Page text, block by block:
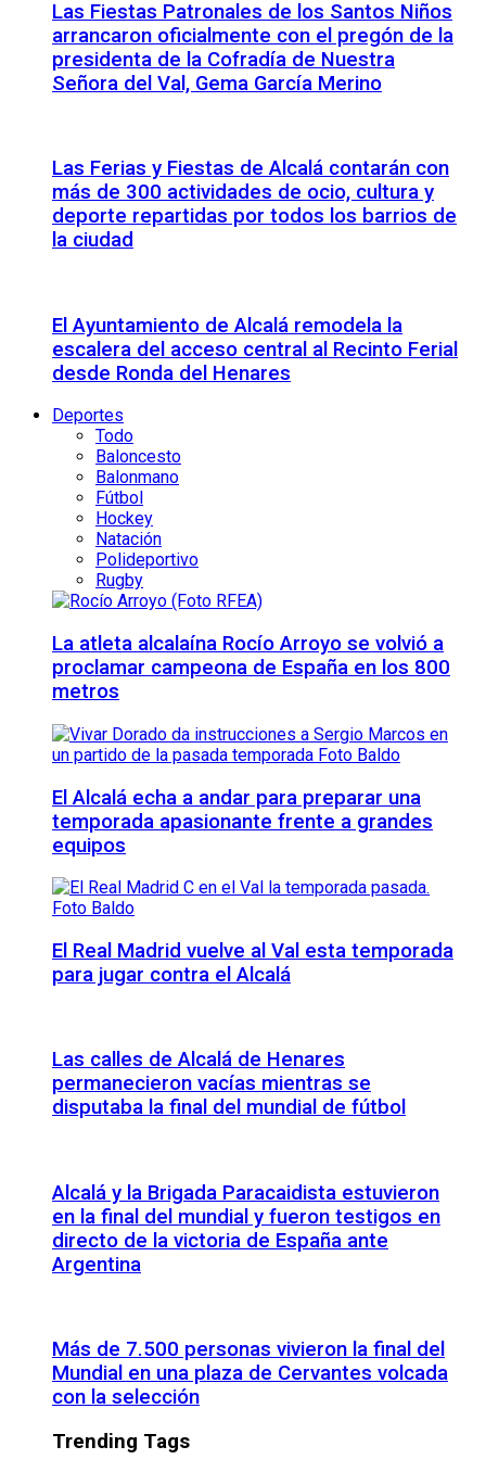
Las Fiestas Patronales de los Santos Niños
arrancaron oficialmente con el pregón de la
presidenta de la Cofradía de Nuestra
Señora del Val, Gema García Merino
Las Ferias y Fiestas de Alcalá contarán con
más de 300 actividades de ocio, cultura y
deporte repartidas por todos los barrios de
la ciudad
El Ayuntamiento de Alcalá remodela la
escalera del acceso central al Recinto Ferial
desde Ronda del Henares
Deportes
Todo
Baloncesto
Balonmano
Fútbol
Hockey
Natación
Polideportivo
Rugby
La atleta alcalaína Rocío Arroyo se volvió a
proclamar campeona de España en los 800
metros
El Alcalá echa a andar para preparar una
temporada apasionante frente a grandes
equipos
El Real Madrid vuelve al Val esta temporada
para jugar contra el Alcalá
Las calles de Alcalá de Henares
permanecieron vacías mientras se
disputaba la final del mundial de fútbol
Alcalá y la Brigada Paracaidista estuvieron
en la final del mundial y fueron testigos en
directo de la victoria de España ante
Argentina
Más de 7.500 personas vivieron la final del
Mundial en una plaza de Cervantes volcada
con la selección
Trending Tags